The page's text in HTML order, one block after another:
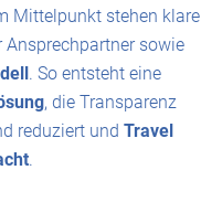
Mittelpunkt stehen klare
sowie
. So entsteht eine
, die Transparenz
reduziert und Travel
.